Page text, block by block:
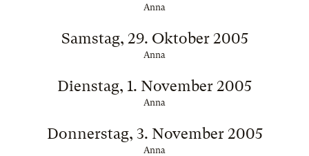
Anna
Samstag, 29. Oktober 2005
Anna
Dienstag, 1. November 2005
Anna
Donnerstag, 3. November 2005
Anna